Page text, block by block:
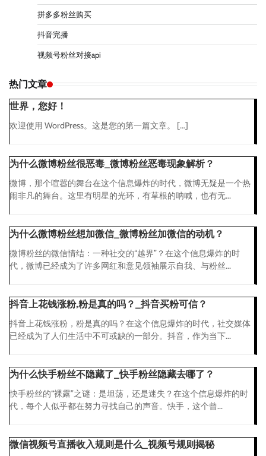
拼多多粉丝购买
抖音完播
视频号粉丝对接api
热门文章
世界，您好！
欢迎使用 WordPress。这是您的第一篇文章。 […]
为什么微博粉丝很恶毒_微博粉丝恶毒现象解析？
微博，那个喧嚣的舞台在这个信息爆炸的时代，微博无疑是一个热
闹非凡的舞台。这里有明星的光环，有草根的呐喊，也有无...
为什么微博粉丝想加微信_微博粉丝加微信的动机？
微博粉丝的微信情结：一种社交的“越界”？在这个信息爆炸的时
代，微博已经成为了许多网红和意见领袖展示自我、与粉丝...
抖音上花钱涨粉,粉是真的吗？_抖音买粉可信？
抖音上花钱涨粉，粉是真的吗？在这个信息爆炸的时代，社交媒体
已经成为了人们生活中不可或缺的一部分。抖音，作为当下...
为什么快手粉丝不隐藏了_快手粉丝隐藏去哪了？
快手粉丝的“裸露”之谜：是坦荡，还是迷失？在这个信息爆炸的时
代，每个人似乎都在努力寻找自己的声音。快手，这个曾...
微信视频号直播收入规则是什么_视频号规则揭秘